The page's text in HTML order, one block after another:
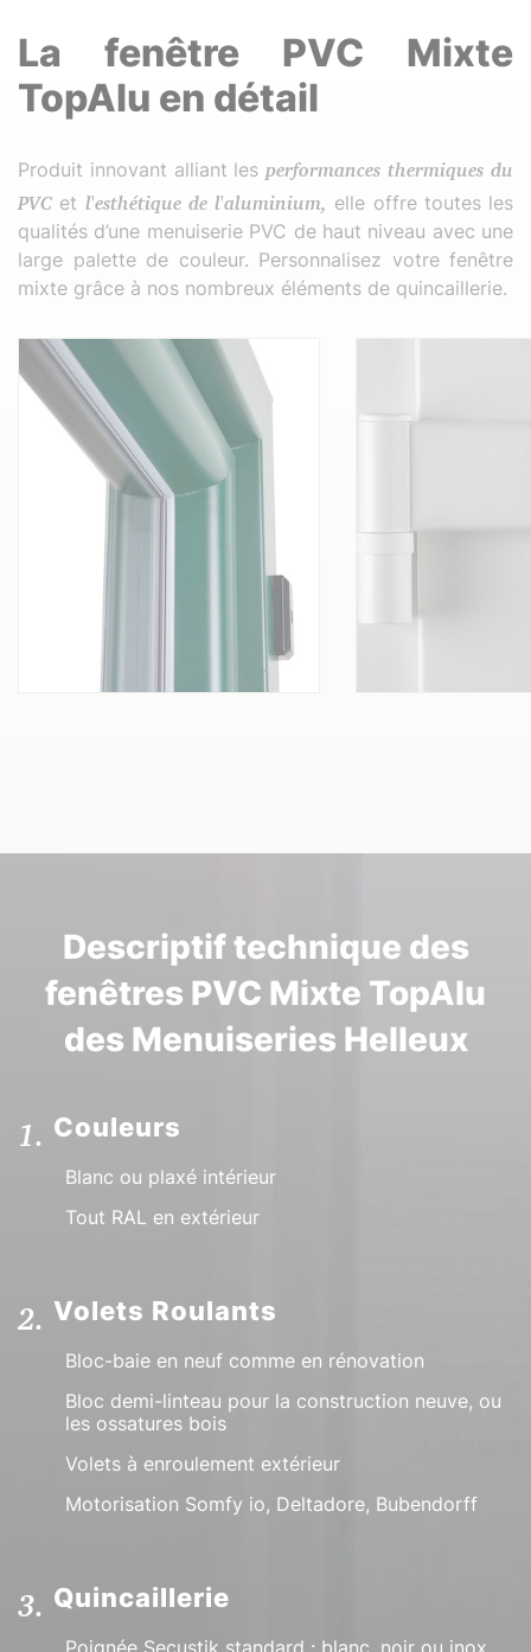
La fenêtre PVC Mixte
TopAlu en détail
Produit innovant alliant lesperformances thermiques du
PVC et l'esthétique de l'aluminium,
elle offre toutes les
qualités d’une menuiserie PVC de haut niveau avec une
large palette de couleur. Personnalisez votre fenêtre
mixte grâce à nos nombreux éléments de quincaillerie.
Descriptif technique des
fenêtres PVC Mixte TopAlu
des Menuiseries Helleux
Couleurs
Blanc ou plaxé intérieur
Tout RAL en extérieur
Volets Roulants
Bloc-baie en neuf comme en rénovation
Bloc demi-linteau pour la construction neuve, ou
les ossatures bois
Volets à enroulement extérieur
Motorisation Somfy io, Deltadore, Bubendorff
Quincaillerie
Poignée Secustik standard : blanc, noir ou inox